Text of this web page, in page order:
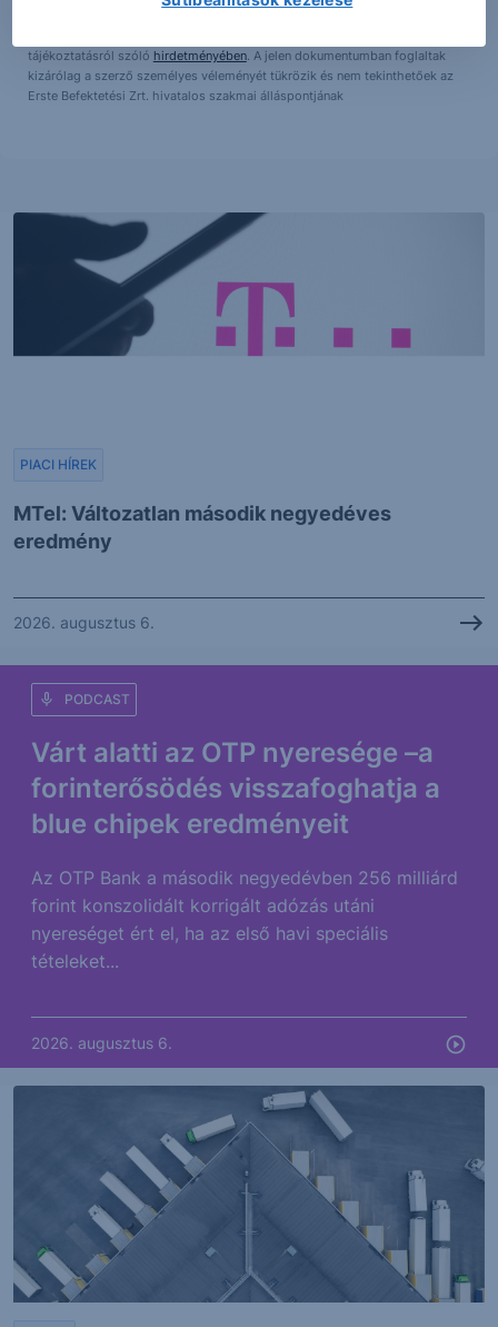
tájékoztatásról szóló hirdetményében. A jelen dokumentumban foglaltak
kizárólag a szerző személyes véleményét tükrözik és nem tekinthetőek az
Erste Befektetési Zrt. hivatalos szakmai álláspontjának
MTel: Változatlan második negyedéves
eredmény
PIACI HÍREK
2026. augusztus 6.
Várt alatti az OTP nyeresége –a
forinterősödés visszafoghatja a
blue chipek eredményeit
PODCAST
Az OTP Bank a második negyedévben 256 milliárd
forint konszolidált korrigált adózás utáni
nyereséget ért el, ha az első havi speciális
tételeket...
2026. augusztus 6.